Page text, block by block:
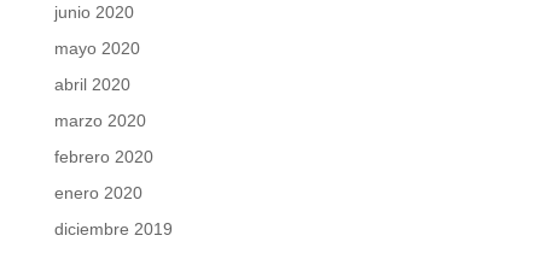
junio 2020
mayo 2020
abril 2020
marzo 2020
febrero 2020
enero 2020
diciembre 2019